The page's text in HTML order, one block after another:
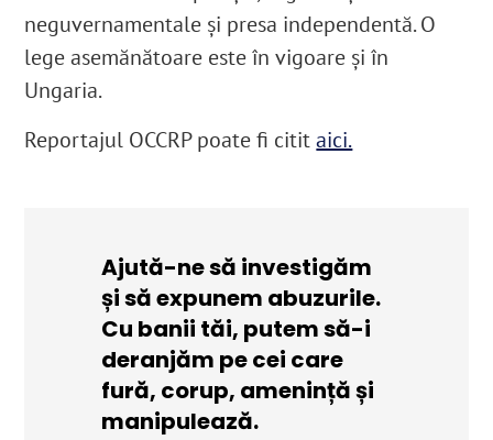
neguvernamentale și presa independentă. O
lege asemănătoare este în vigoare și în
Ungaria.
Reportajul OCCRP poate fi cititaici.
Ajută-ne să investigăm
și să expunem abuzurile.
Cu banii tăi, putem să-i
deranjăm pe cei care
fură, corup, amenință și
manipulează.